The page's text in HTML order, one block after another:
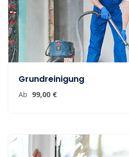
Grundreinigung
Ab 99,00 €